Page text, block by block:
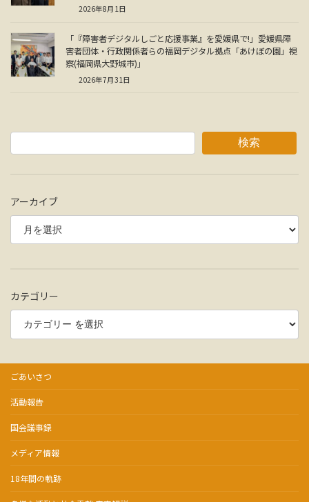
2026年8月1日
「『障害者デジタルしごと応援事業』を愛媛県で!」愛媛県障
害者団体・行政関係者らの福岡デジタル拠点「あけぼの園」視
察(福岡県大野城市)」
2026年7月31日
検索
アーカイブ
カテゴリー
ごあいさつ
活動報告
国会議事録
メディア情報
18年間の軌跡